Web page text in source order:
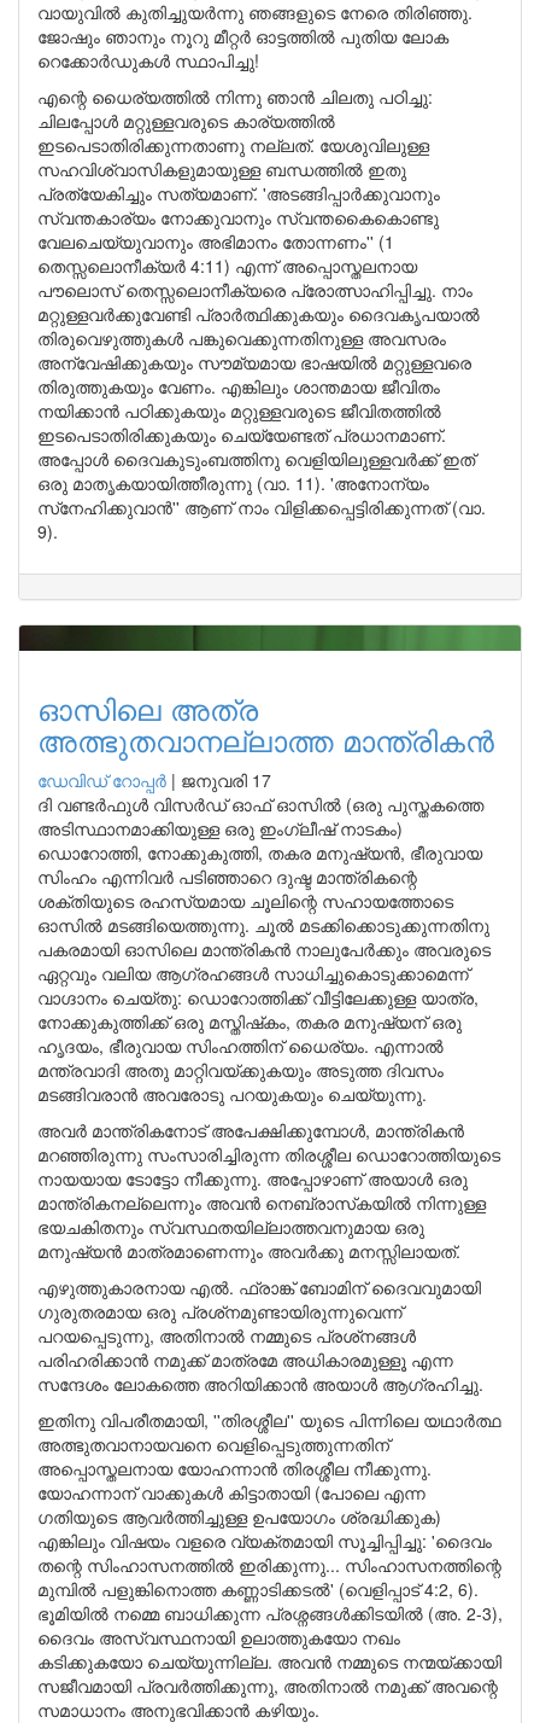
വായുവില്‍ കുതിച്ചുയര്‍ന്നു ഞങ്ങളുടെ നേരെ തിരിഞ്ഞു.
ജോഷും ഞാനും നൂറു മീറ്റര്‍ ഓട്ടത്തില്‍ പുതിയ ലോക
റെക്കോര്‍ഡുകള്‍ സ്ഥാപിച്ചു!
എന്റെ ധൈര്യത്തില്‍ നിന്നു ഞാന്‍ ചിലതു പഠിച്ചു:
ചിലപ്പോള്‍ മറ്റുള്ളവരുടെ കാര്യത്തില്‍
ഇടപെടാതിരിക്കുന്നതാണു നല്ലത്. യേശുവിലുള്ള
സഹവിശ്വാസികളുമായുള്ള ബന്ധത്തില്‍ ഇതു
പ്രത്യേകിച്ചും സത്യമാണ്. 'അടങ്ങിപ്പാര്‍ക്കുവാനും
സ്വന്തകാര്യം നോക്കുവാനും സ്വന്തകൈകൊണ്ടു
വേലചെയ്യുവാനും അഭിമാനം തോന്നണം'' (1
തെസ്സലൊനീക്യര്‍ 4:11) എന്ന് അപ്പൊസ്തലനായ
പൗലൊസ് തെസ്സലൊനീക്യരെ പ്രോത്സാഹിപ്പിച്ചു. നാം
മറ്റുള്ളവര്‍ക്കുവേണ്ടി പ്രാര്‍ത്ഥിക്കുകയും ദൈവകൃപയാല്‍
തിരുവെഴുത്തുകള്‍ പങ്കുവെക്കുന്നതിനുള്ള അവസരം
അന്വേഷിക്കുകയും സൗമ്യമായ ഭാഷയില്‍ മറ്റുള്ളവരെ
തിരുത്തുകയും വേണം. എങ്കിലും ശാന്തമായ ജീവിതം
നയിക്കാന്‍ പഠിക്കുകയും മറ്റുള്ളവരുടെ ജീവിതത്തില്‍
ഇടപെടാതിരിക്കുകയും ചെയ്യേണ്ടത് പ്രധാനമാണ്.
അപ്പോള്‍ ദൈവകുടുംബത്തിനു വെളിയിലുള്ളവര്‍ക്ക് ഇത്
ഒരു മാതൃകയായിത്തീരുന്നു (വാ. 11). 'അനോന്യം
സ്‌നേഹിക്കുവാന്‍'' ആണ് നാം വിളിക്കപ്പെട്ടിരിക്കുന്നത് (വാ.
9).
ഓസിലെ അത്ര
അത്ഭുതവാനല്ലാത്ത മാന്ത്രികന്‍
ഡേവിഡ് റോപ്പര്‍ | ജനുവരി 17
ദി വണ്ടര്‍ഫുള്‍ വിസര്‍ഡ് ഓഫ് ഓസില്‍ (ഒരു പുസ്തകത്തെ
അടിസ്ഥാനമാക്കിയുള്ള ഒരു ഇംഗ്ലീഷ് നാടകം)
ഡൊറോത്തി, നോക്കുകുത്തി, തകര മനുഷ്യന്‍, ഭീരുവായ
സിംഹം എന്നിവര്‍ പടിഞ്ഞാറെ ദുഷ്ട മാന്ത്രികന്റെ
ശക്തിയുടെ രഹസ്യമായ ചൂലിന്റെ സഹായത്തോടെ
ഓസില്‍ മടങ്ങിയെത്തുന്നു. ചൂല്‍ മടക്കിക്കൊടുക്കുന്നതിനു
പകരമായി ഓസിലെ മാന്ത്രികന്‍ നാലുപേര്‍ക്കും അവരുടെ
ഏറ്റവും വലിയ ആഗ്രഹങ്ങള്‍ സാധിച്ചുകൊടുക്കാമെന്ന്
വാഗ്ദാനം ചെയ്തു: ഡൊറോത്തിക്ക് വീട്ടിലേക്കുള്ള യാത്ര,
നോക്കുകുത്തിക്ക് ഒരു മസ്തിഷ്‌കം, തകര മനുഷ്യന് ഒരു
ഹൃദയം, ഭീരുവായ സിംഹത്തിന് ധൈര്യം. എന്നാല്‍
മന്ത്രവാദി അതു മാറ്റിവയ്ക്കുകയും അടുത്ത ദിവസം
മടങ്ങിവരാന്‍ അവരോടു പറയുകയും ചെയ്യുന്നു.
അവര്‍ മാന്ത്രികനോട് അപേക്ഷിക്കുമ്പോള്‍, മാന്ത്രികന്‍
മറഞ്ഞിരുന്നു സംസാരിച്ചിരുന്ന തിരശ്ശീല ഡൊറോത്തിയുടെ
നായയായ ടോട്ടോ നീക്കുന്നു. അപ്പോഴാണ് അയാള്‍ ഒരു
മാന്ത്രികനല്ലെന്നും അവന്‍ നെബ്രാസ്‌കയില്‍ നിന്നുള്ള
ഭയചകിതനും സ്വസ്ഥതയില്ലാത്തവനുമായ ഒരു
മനുഷ്യന്‍ മാത്രമാണെന്നും അവര്‍ക്കു മനസ്സിലായത്.
എഴുത്തുകാരനായ എല്‍. ഫ്രാങ്ക് ബോമിന് ദൈവവുമായി
ഗുരുതരമായ ഒരു പ്രശ്‌നമുണ്ടായിരുന്നുവെന്ന്
പറയപ്പെടുന്നു, അതിനാല്‍ നമ്മുടെ പ്രശ്‌നങ്ങള്‍
പരിഹരിക്കാന്‍ നമുക്ക് മാത്രമേ അധികാരമുള്ളൂ എന്ന
സന്ദേശം ലോകത്തെ അറിയിക്കാന്‍ അയാള്‍ ആഗ്രഹിച്ചു.
ഇതിനു വിപരീതമായി, ''തിരശ്ശീല'' യുടെ പിന്നിലെ യഥാര്‍ത്ഥ
അത്ഭുതവാനായവനെ വെളിപ്പെടുത്തുന്നതിന്
അപ്പൊസ്തലനായ യോഹന്നാന്‍ തിരശ്ശീല നീക്കുന്നു.
യോഹന്നാന് വാക്കുകള്‍ കിട്ടാതായി (പോലെ എന്ന
ഗതിയുടെ ആവര്‍ത്തിച്ചുള്ള ഉപയോഗം ശ്രദ്ധിക്കുക)
എങ്കിലും വിഷയം വളരെ വ്യക്തമായി സൂച്ചിപ്പിച്ചു: 'ദൈവം
തന്റെ സിംഹാസനത്തില്‍ ഇരിക്കുന്നു... സിംഹാസനത്തിന്റെ
മുമ്പില്‍ പളുങ്കിനൊത്ത കണ്ണാടിക്കടല്‍' (വെളിപ്പാട് 4:2, 6).
ഭൂമിയില്‍ നമ്മെ ബാധിക്കുന്ന പ്രശ്നങ്ങള്‍ക്കിടയില്‍ (അ. 2-3),
ദൈവം അസ്വസ്ഥനായി ഉലാത്തുകയോ നഖം
കടിക്കുകയോ ചെയ്യുന്നില്ല. അവന്‍ നമ്മുടെ നന്മയ്ക്കായി
സജീവമായി പ്രവര്‍ത്തിക്കുന്നു, അതിനാല്‍ നമുക്ക് അവന്റെ
സമാധാനം അനുഭവിക്കാന്‍ കഴിയും.